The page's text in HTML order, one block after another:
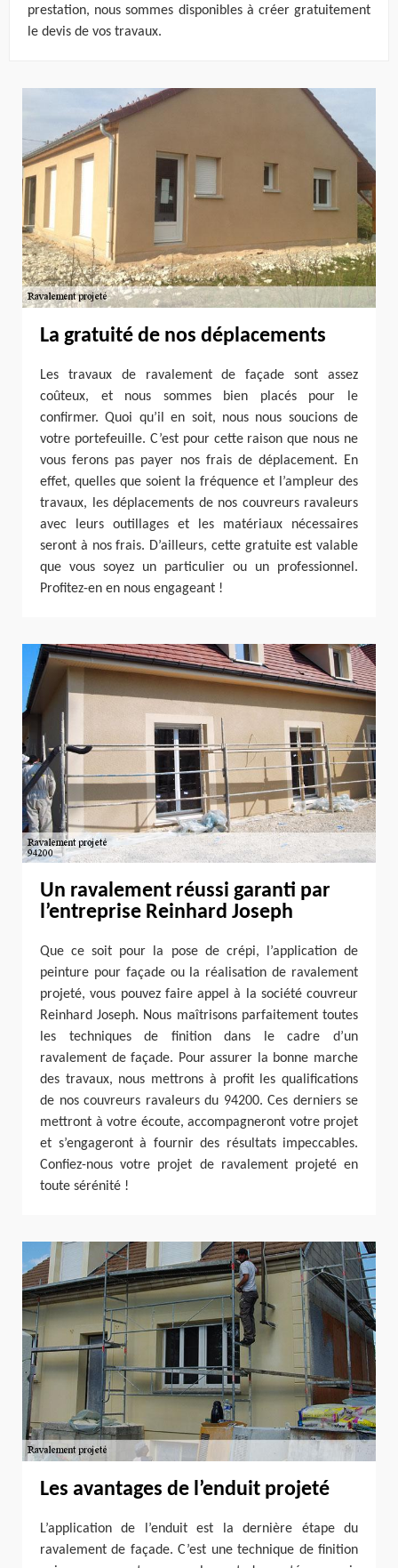
prestation, nous sommes disponibles à créer gratuitement
le devis de vos travaux.
La gratuité de nos déplacements
Les travaux de ravalement de façade sont assez
coûteux, et nous sommes bien placés pour le
confirmer. Quoi qu’il en soit, nous nous soucions de
votre portefeuille. C’est pour cette raison que nous ne
vous ferons pas payer nos frais de déplacement. En
effet, quelles que soient la fréquence et l’ampleur des
travaux, les déplacements de nos couvreurs ravaleurs
avec leurs outillages et les matériaux nécessaires
seront à nos frais. D’ailleurs, cette gratuite est valable
que vous soyez un particulier ou un professionnel.
Profitez-en en nous engageant !
Un ravalement réussi garanti par
l’entreprise Reinhard Joseph
Que ce soit pour la pose de crépi, l’application de
peinture pour façade ou la réalisation de ravalement
projeté, vous pouvez faire appel à la société couvreur
Reinhard Joseph. Nous maîtrisons parfaitement toutes
les techniques de finition dans le cadre d’un
ravalement de façade. Pour assurer la bonne marche
des travaux, nous mettrons à profit les qualifications
de nos couvreurs ravaleurs du 94200. Ces derniers se
mettront à votre écoute, accompagneront votre projet
et s’engageront à fournir des résultats impeccables.
Confiez-nous votre projet de ravalement projeté en
toute sérénité !
Les avantages de l’enduit projeté
L’application de l’enduit est la dernière étape du
ravalement de façade. C’est une technique de finition